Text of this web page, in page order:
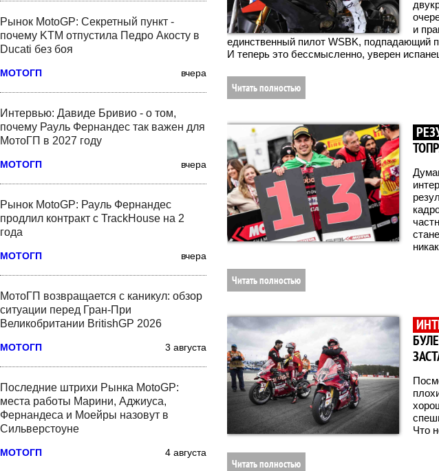
Рынок MotoGP: Секретный пункт -
почему KTM отпустила Педро Акосту в
Ducati без боя
МОТОГП вчера
Интервью: Давиде Бривио - о том,
почему Рауль Фернандес так важен для
МотоГП в 2027 году
МОТОГП вчера
Рынок MotoGP: Рауль Фернандес
продлил контракт с TrackHouse на 2
года
МОТОГП вчера
МотоГП возвращается с каникул: обзор
ситуации перед Гран-При
Великобритании BritishGP 2026
МОТОГП 3 августа
Последние штрихи Рынка MotoGP:
места работы Марини, Аджиуса,
Фернандеса и Моейры назовут в
Сильверстоуне
МОТОГП 4 августа
и
единственный пилот WSBK, подпадающий
И теперь это бессмысленно, уверен
Читать полностью
Читать полностью
Что
Читать полностью